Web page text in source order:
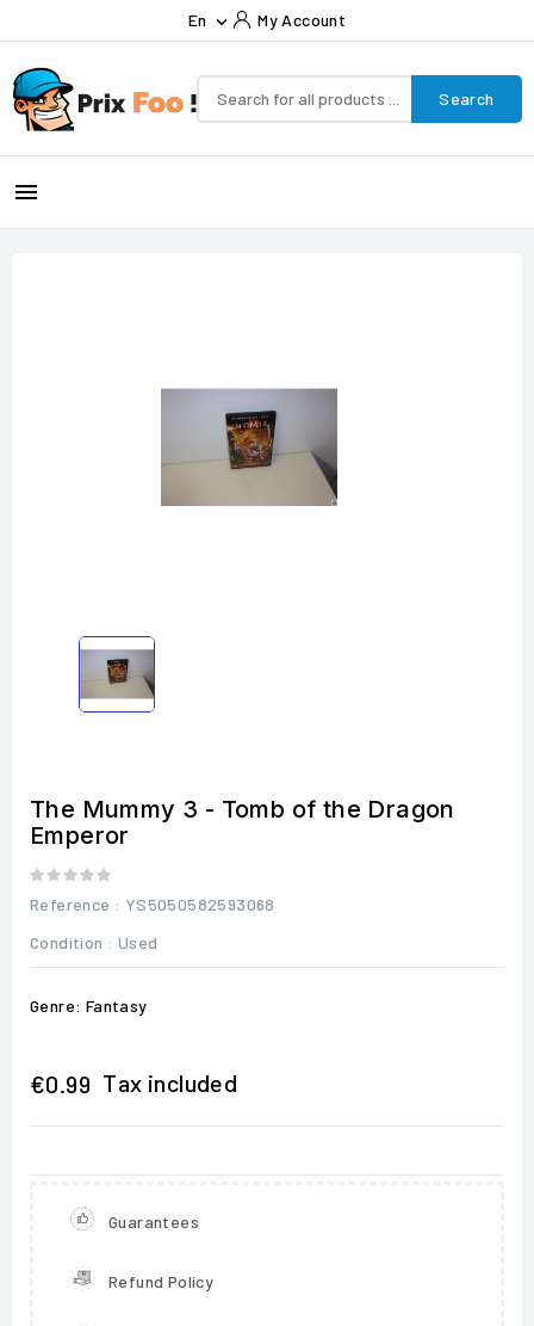
En  My Account
Search

The Mummy 3 - Tomb of the Dragon
Emperor
Reference : YS5050582593068
Condition : Used
Genre: Fantasy
€0.99 Tax included
Guarantees
Refund Policy